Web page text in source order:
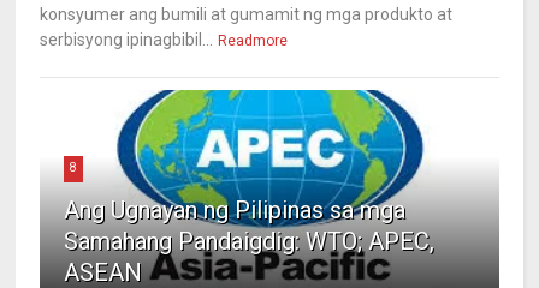
konsyumer ang bumili at gumamit ng mga produkto at
serbisyong ipinagbibil...
Readmore
8
Ang Ugnayan ng Pilipinas sa mga
Samahang Pandaigdig: WTO; APEC,
ASEAN